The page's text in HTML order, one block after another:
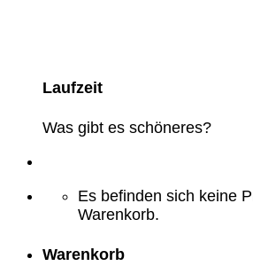
Laufzeit
Was gibt es schöneres?
Es befinden sich keine
Warenkorb.
Warenkorb